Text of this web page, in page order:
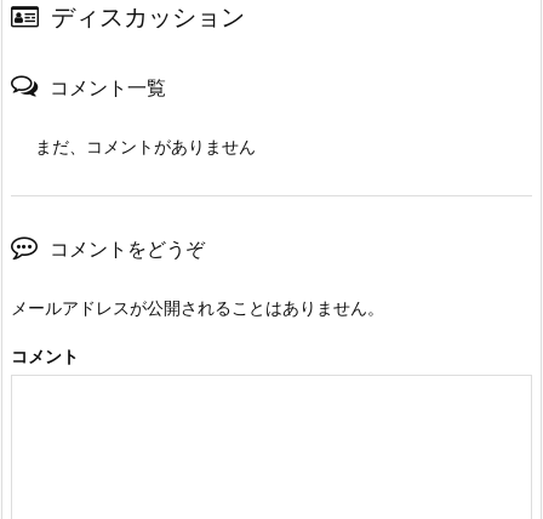
ディスカッション
コメント一覧
まだ、コメントがありません
コメントをどうぞ
メールアドレスが公開されることはありません。
コメント